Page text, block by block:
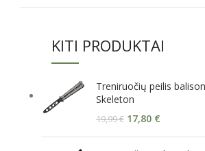
KITI PRODUKTAI
Treniruočių peilis
Skeleton
19,99€ 17,80 €